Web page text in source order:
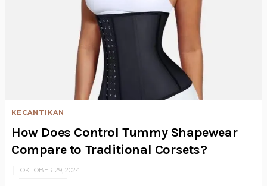
KECANTIKAN
How Does Control Tummy Shapewear
Compare to Traditional Corsets?
OKTOBER 29, 2024